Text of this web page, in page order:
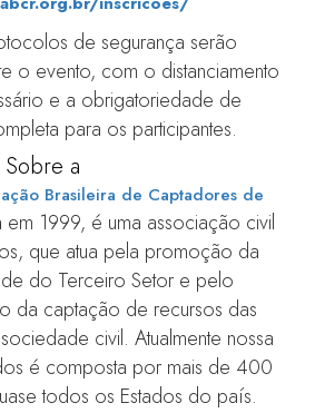
de segurança serão
o evento, com o distanciamento
e a obrigatoriedade de
para os participantes.
Sobre a
Brasileira de Captadores de
em 1999, é uma associação civil
que atua pela promoção da
do Terceiro Setor e pelo
da captação de recursos das
civil. Atualmente nossa
é composta por mais de 400
todos os Estados do país.